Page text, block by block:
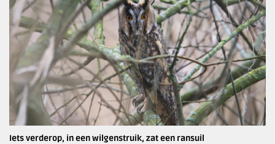
Iets verderop, in een wilgenstruik, zat een ransuil